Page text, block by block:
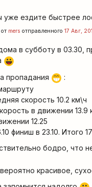
уже ездите быстрее
mers отправленного17 Авг,
в субботу в 03.30,
|-))
пропадания ;D :
скорость 10.2 км\ч
в движении 13.9
12.25
финиш в 23.10. Итого
бодро, что
красивое,